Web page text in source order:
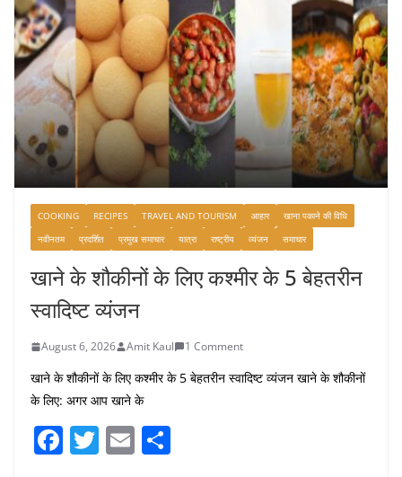
COOKING RECIPES TRAVEL AND TOURISM आहार
खाना पकाने की विधि
नवीनतम
प्रदर्शित प्रमुख समाचार यात्रा राष्ट्रीय व्यंजन समाचार
खाने के शौकीनों के लिए कश्मीर के 5 बेहतरीन
स्वादिष्ट व्यंजन
August 6, 2026 Amit Kaul 1 Comment
खाने के शौकीनों के लिए कश्मीर के 5 बेहतरीन स्वादिष्ट व्यंजन खाने के शौकीनों
के लिए: अगर आप खाने के
F T E